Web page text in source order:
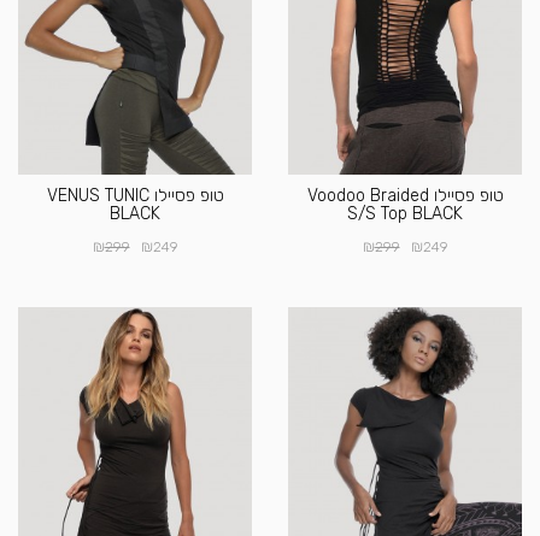
טופ פסיילו Voodoo Braided
S/S Top BLACK
₪249
₪299
טופ פסיילו VENUS TUNIC
BLACK
₪249
₪299